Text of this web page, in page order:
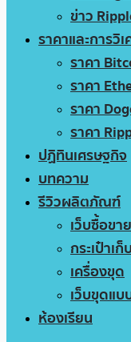
ข่าว
ราคาและการวิเ
ราคา
ราคา
ราคา
ราคา
ปฏิทินเศรษฐกิจ
บทความ
รีวิวผลิตภัณฑ์
เว็บซื้อขาย
กระเป๋าเ
เครื่องขุด
เว็บขุดแบ
ห้องเรียน